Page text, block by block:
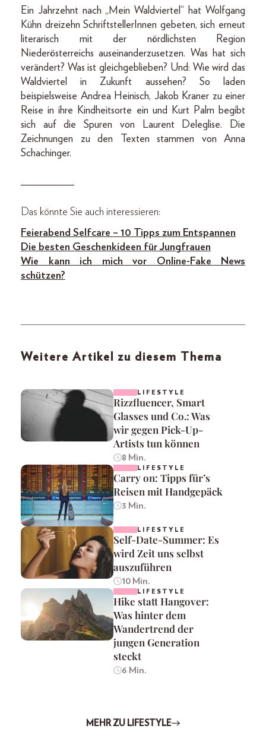
Ein Jahrzehnt nach „Mein Waldviertel“ hat Wolfgang
Kühn dreizehn SchriftstellerInnen gebeten, sich erneut
literarisch mit der nördlichsten Region
Niederösterreichs auseinanderzusetzen. Was hat sich
verändert? Was ist gleichgeblieben? Und: Wie wird das
Waldviertel in Zukunft aussehen? So laden
beispielsweise Andrea Heinisch, Jakob Kraner zu einer
Reise in ihre Kindheitsorte ein und Kurt Palm begibt
sich auf die Spuren von Laurent Deleglise. Die
Zeichnungen zu den Texten stammen von Anna
Schachinger.
__________
Das könnte Sie auch interessieren:
Feierabend Selfcare – 10 Tipps zum Entspannen
Die besten Geschenkideen für Jungfrauen
Wie kann ich mich vor Online-Fake News
schützen?
Weitere Artikel zu diesem Thema
LIFESTYLE
Rizzfluencer, Smart
Glasses und Co.: Was
wir gegen Pick-Up-
Artists tun können
8 Min.
LIFESTYLE
Carry on: Tipps für’s
Reisen mit Handgepäck
3 Min.
LIFESTYLE
Self-Date-Summer: Es
wird Zeit uns selbst
auszuführen
10 Min.
LIFESTYLE
Hike statt Hangover:
Was hinter dem
Wandertrend der
jungen Generation
steckt
6 Min.
MEHR ZU LIFESTYLE